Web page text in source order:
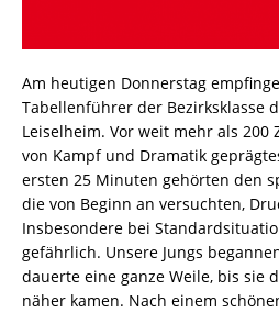
Am heutigen Donnerstag
Tabellenführer der Bezirksklasse
Leiselheim. Vor weit mehr als 200
von Kampf und Dramatik
ersten 25 Minuten gehörten den
die von Beginn an versuchten,
Insbesondere bei
gefährlich. Unsere Jungs
dauerte eine ganze Weile, bis sie
näher kamen. Nach einem